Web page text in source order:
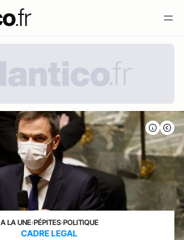
A LA UNE›PÉPITES›POLITIQUE
CADRE LEGAL